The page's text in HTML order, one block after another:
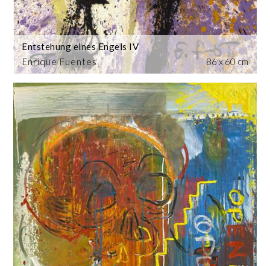
Enrique Fuentes
Entstehung eines Engels IV
86 x 60 cm